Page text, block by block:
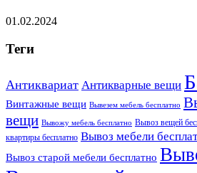
01.02.2024
Теги
Антиквариат Антикварные вещи
Винтажные вещи Вывезем мебель бесплатно
вещи Вывожу мебель бесплатно Вывоз вещей
квартиры бесплатно Вывоз мебели
Вывоз старой мебели бесплатно